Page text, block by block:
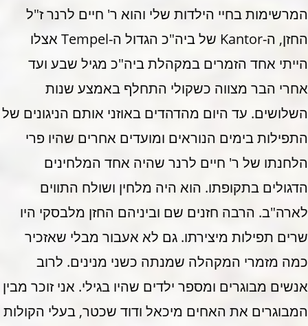
המרשימות בחיי הילדות שלי והוא ר' חיים לרנר ז"ל
החזן, ה-Kantor של ביה"כ הגדול ה-Tempel אצלו
הייתי אחד הזמרים במקהלת ביה"כ מגיל שבע ועד
אחרי הבר מצווה כשקולי התחלף באמצע שנות
השלושים. עד היום מהדהדים באוזני אותם הניגונים של
התפילות בימים הנוראים ומועדים אחרים שהיו פרי
הלחנתו של ר' חיים לרנר שהיה אחד המלחינים
הדגולים בתקופתו. הוא היה מלחין ושולח התווים
לארה"ב. הרבה חזנים שם וביניהם החזן מלבסקי היו
שרים תפילות מיצירתו. גם לא אעבור מבלי שאזכיר
כמה מזמרי המקהלה שמנתה כשני מנינים. לרוב
אנשים מבוגרים ומספר ילדים שהיו בגילי. אני זוכר מבין
המבוגרים את האחים מיכאל ודוד שכטר, בעלי הקולות